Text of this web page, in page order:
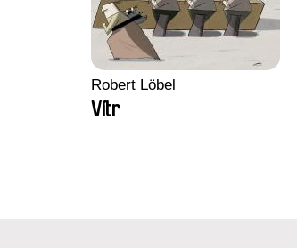
Robert Löbel
Vítr